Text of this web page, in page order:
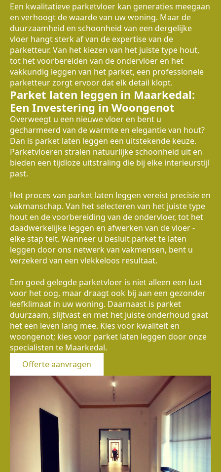
Een kwalitatieve parketvloer kan generaties meegaan
en verhoogt de waarde van uw woning. Maar de
duurzaamheid en schoonheid van een dergelijke
vloer hangt sterk af van de expertise van de
parketteur. Van het kiezen van het juiste type hout,
tot het voorbereiden van de ondervloer en het
vakkundig leggen van het parket, een professionele
parketteur zorgt ervoor dat elk detail klopt.
Parket laten leggen in Maarkedal:
Een Investering in Woongenot
Overweegt u een nieuwe vloer en bent u
gecharmeerd van de warmte en elegantie van hout?
Dan is parket laten leggen een uitstekende keuze.
Parketvloeren stralen natuurlijke schoonheid uit en
bieden een tijdloze uitstraling die bij elke interieurstijl
past.
Het proces van parket laten leggen vereist precisie en
vakmanschap. Van het selecteren van het juiste type
hout en de voorbereiding van de ondervloer, tot het
daadwerkelijke leggen en afwerken van de vloer -
elke stap telt. Wanneer u besluit parket te laten
leggen door ons netwerk van vakmensen, bent u
verzekerd van een vlekkeloos resultaat.
Een goed gelegde parketvloer is niet alleen een lust
voor het oog, maar draagt ook bij aan een gezonder
leefklimaat in uw woning. Daarnaast is parket
duurzaam, slijtvast en met het juiste onderhoud gaat
het een leven lang mee. Kies voor kwaliteit en
woongenot; kies voor parket laten leggen door onze
specialisten te Maarkedal.
Offerte aanvragen